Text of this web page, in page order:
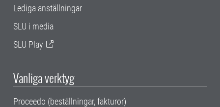
Lediga anställningar
SLU i media
SLU Play
Vanliga verktyg
Proceedo (beställningar, fakturor)